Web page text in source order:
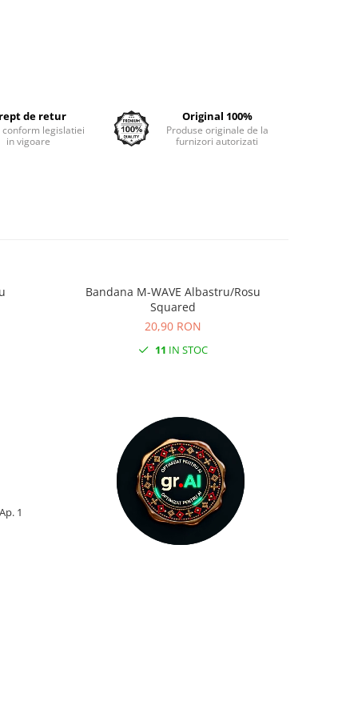
de retur
conform legislatiei
in vigoare
Original 100%
Produse originale de la
furnizori autorizati
Bandana M-WAVE Albastru/Rosu
Squared
20,90 RON
11 IN STOC
1